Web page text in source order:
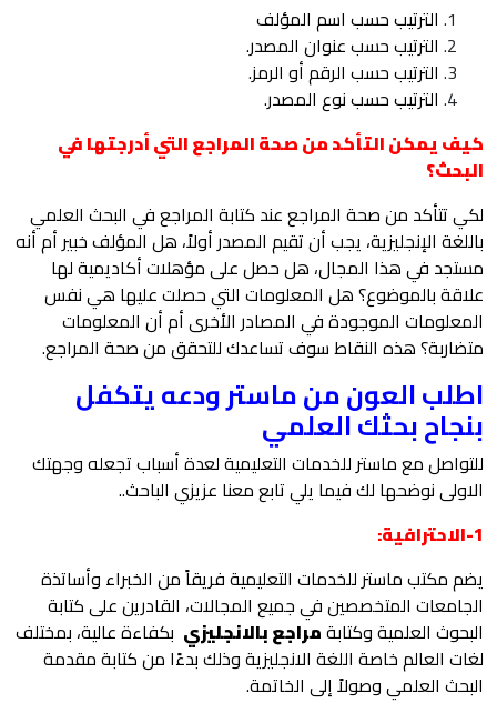
الترتيب حسب اسم المؤلف
الترتيب حسب عنوان المصدر.
الترتيب حسب الرقم أو الرمز.
الترتيب حسب نوع المصدر.
كيف يمكن التأكد من صحة المراجع التي أدرجتها في
البحث؟
لكي تتأكد من صحة المراجع عند كتابة المراجع في البحث العلمي
باللغة الإنجليزية، يجب أن تقيم المصدر أولاً، هل المؤلف خبير أم أنه
مستجد في هذا المجال، هل حصل على مؤهلات أكاديمية لها
علاقة بالموضوع؟ هل المعلومات التي حصلت عليها هي نفس
المعلومات الموجودة في المصادر الأخرى أم أن المعلومات
متضاربة؟ هذه النقاط سوف تساعدك للتحقق من صحة المراجع.
اطلب العون من ماستر ودعه يتكفل
بنجاح بحثك العلمي
للتواصل مع ماستر للخدمات التعليمية لعدة أسباب تجعله وجهتك
الاولى نوضحها لك فيما يلي تابع معنا عزيزي الباحث..
1-الاحترافية:
يضم مكتب ماستر للخدمات التعليمية فريقاً من الخبراء وأساتذة
الجامعات المتخصصين في جميع المجالات، القادرين على كتابة
البحوث العلمية وكتابةمراجع بالانجليزي بكفاءة عالية، بمختلف
لغات العالم خاصة اللغة الانجليزية وذلك بدءًا من كتابة مقدمة
البحث العلمي وصولاً إلى الخاتمة.